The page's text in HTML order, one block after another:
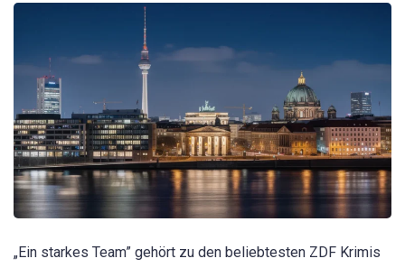
„Ein starkes Team” gehört zu den beliebtesten ZDF Krimis